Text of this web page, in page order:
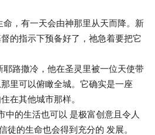
，有一天会由神那里从天而降。新
的指示下预备好了，祂急着要把它
路撒冷，他在圣灵里被一位天使带
里可以俯瞰全城。它确实是一座
在其他城市那样。
中的生活也可以 是极富创意且令人
徒的生命也会得到充分的 发展。